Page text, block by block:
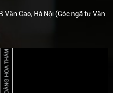
Văn Cao, Hà Nội (Góc ngã tư Văn